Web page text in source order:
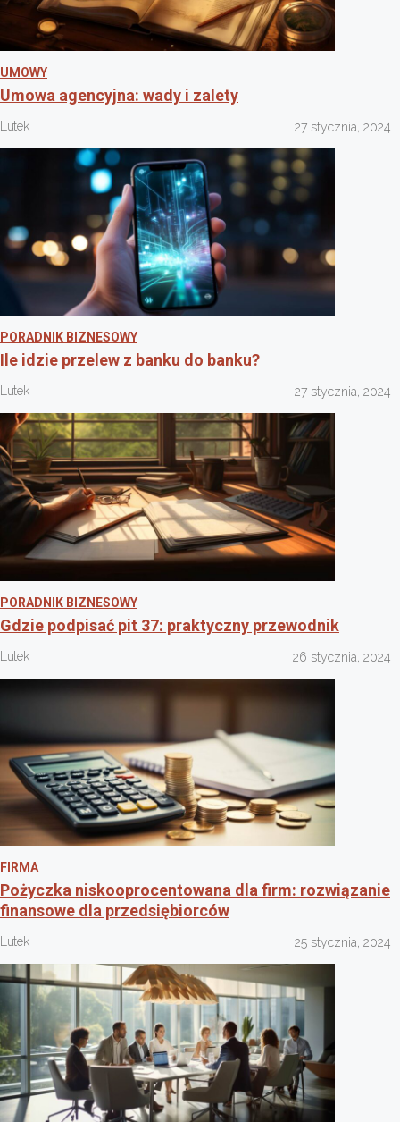
UMOWY
Umowa agencyjna: wady i zalety
Lutek 27 stycznia, 2024
PORADNIK BIZNESOWY
Ile idzie przelew z banku do banku?
Lutek 27 stycznia, 2024
PORADNIK BIZNESOWY
Gdzie podpisać pit 37: praktyczny przewodnik
Lutek 26 stycznia, 2024
FIRMA
Pożyczka niskooprocentowana dla firm: rozwiązanie
finansowe dla przedsiębiorców
Lutek 25 stycznia, 2024